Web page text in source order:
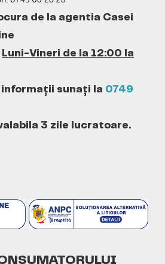
de la agentia Casei
Luni-Vineri de la 12:00 la
informații sunați la 0749
3 zile lucratoare.